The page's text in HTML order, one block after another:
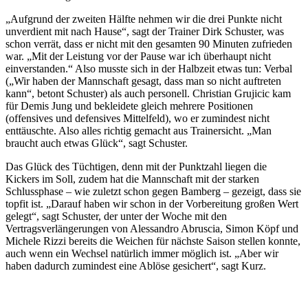
„Aufgrund der zweiten Hälfte nehmen wir die drei Punkte nicht
unverdient mit nach Hause“, sagt der Trainer Dirk Schuster, was
schon verrät, dass er nicht mit den gesamten 90 Minuten zufrieden
war. „Mit der Leistung vor der Pause war ich überhaupt nicht
einverstanden.“ Also musste sich in der Halbzeit etwas tun: Verbal
(„Wir haben der Mannschaft gesagt, dass man so nicht auftreten
kann“, betont Schuster) als auch personell. Christian Grujicic kam
für Demis Jung und bekleidete gleich mehrere Positionen
(offensives und defensives Mittelfeld), wo er zumindest nicht
enttäuschte. Also alles richtig gemacht aus Trainersicht. „Man
braucht auch etwas Glück“, sagt Schuster.
Das Glück des Tüchtigen, denn mit der Punktzahl liegen die
Kickers im Soll, zudem hat die Mannschaft mit der starken
Schlussphase – wie zuletzt schon gegen Bamberg – gezeigt, dass sie
topfit ist. „Darauf haben wir schon in der Vorbereitung großen Wert
gelegt“, sagt Schuster, der unter der Woche mit den
Vertragsverlängerungen von Alessandro Abruscia, Simon Köpf und
Michele Rizzi bereits die Weichen für nächste Saison stellen konnte,
auch wenn ein Wechsel natürlich immer möglich ist. „Aber wir
haben dadurch zumindest eine Ablöse gesichert“, sagt Kurz.